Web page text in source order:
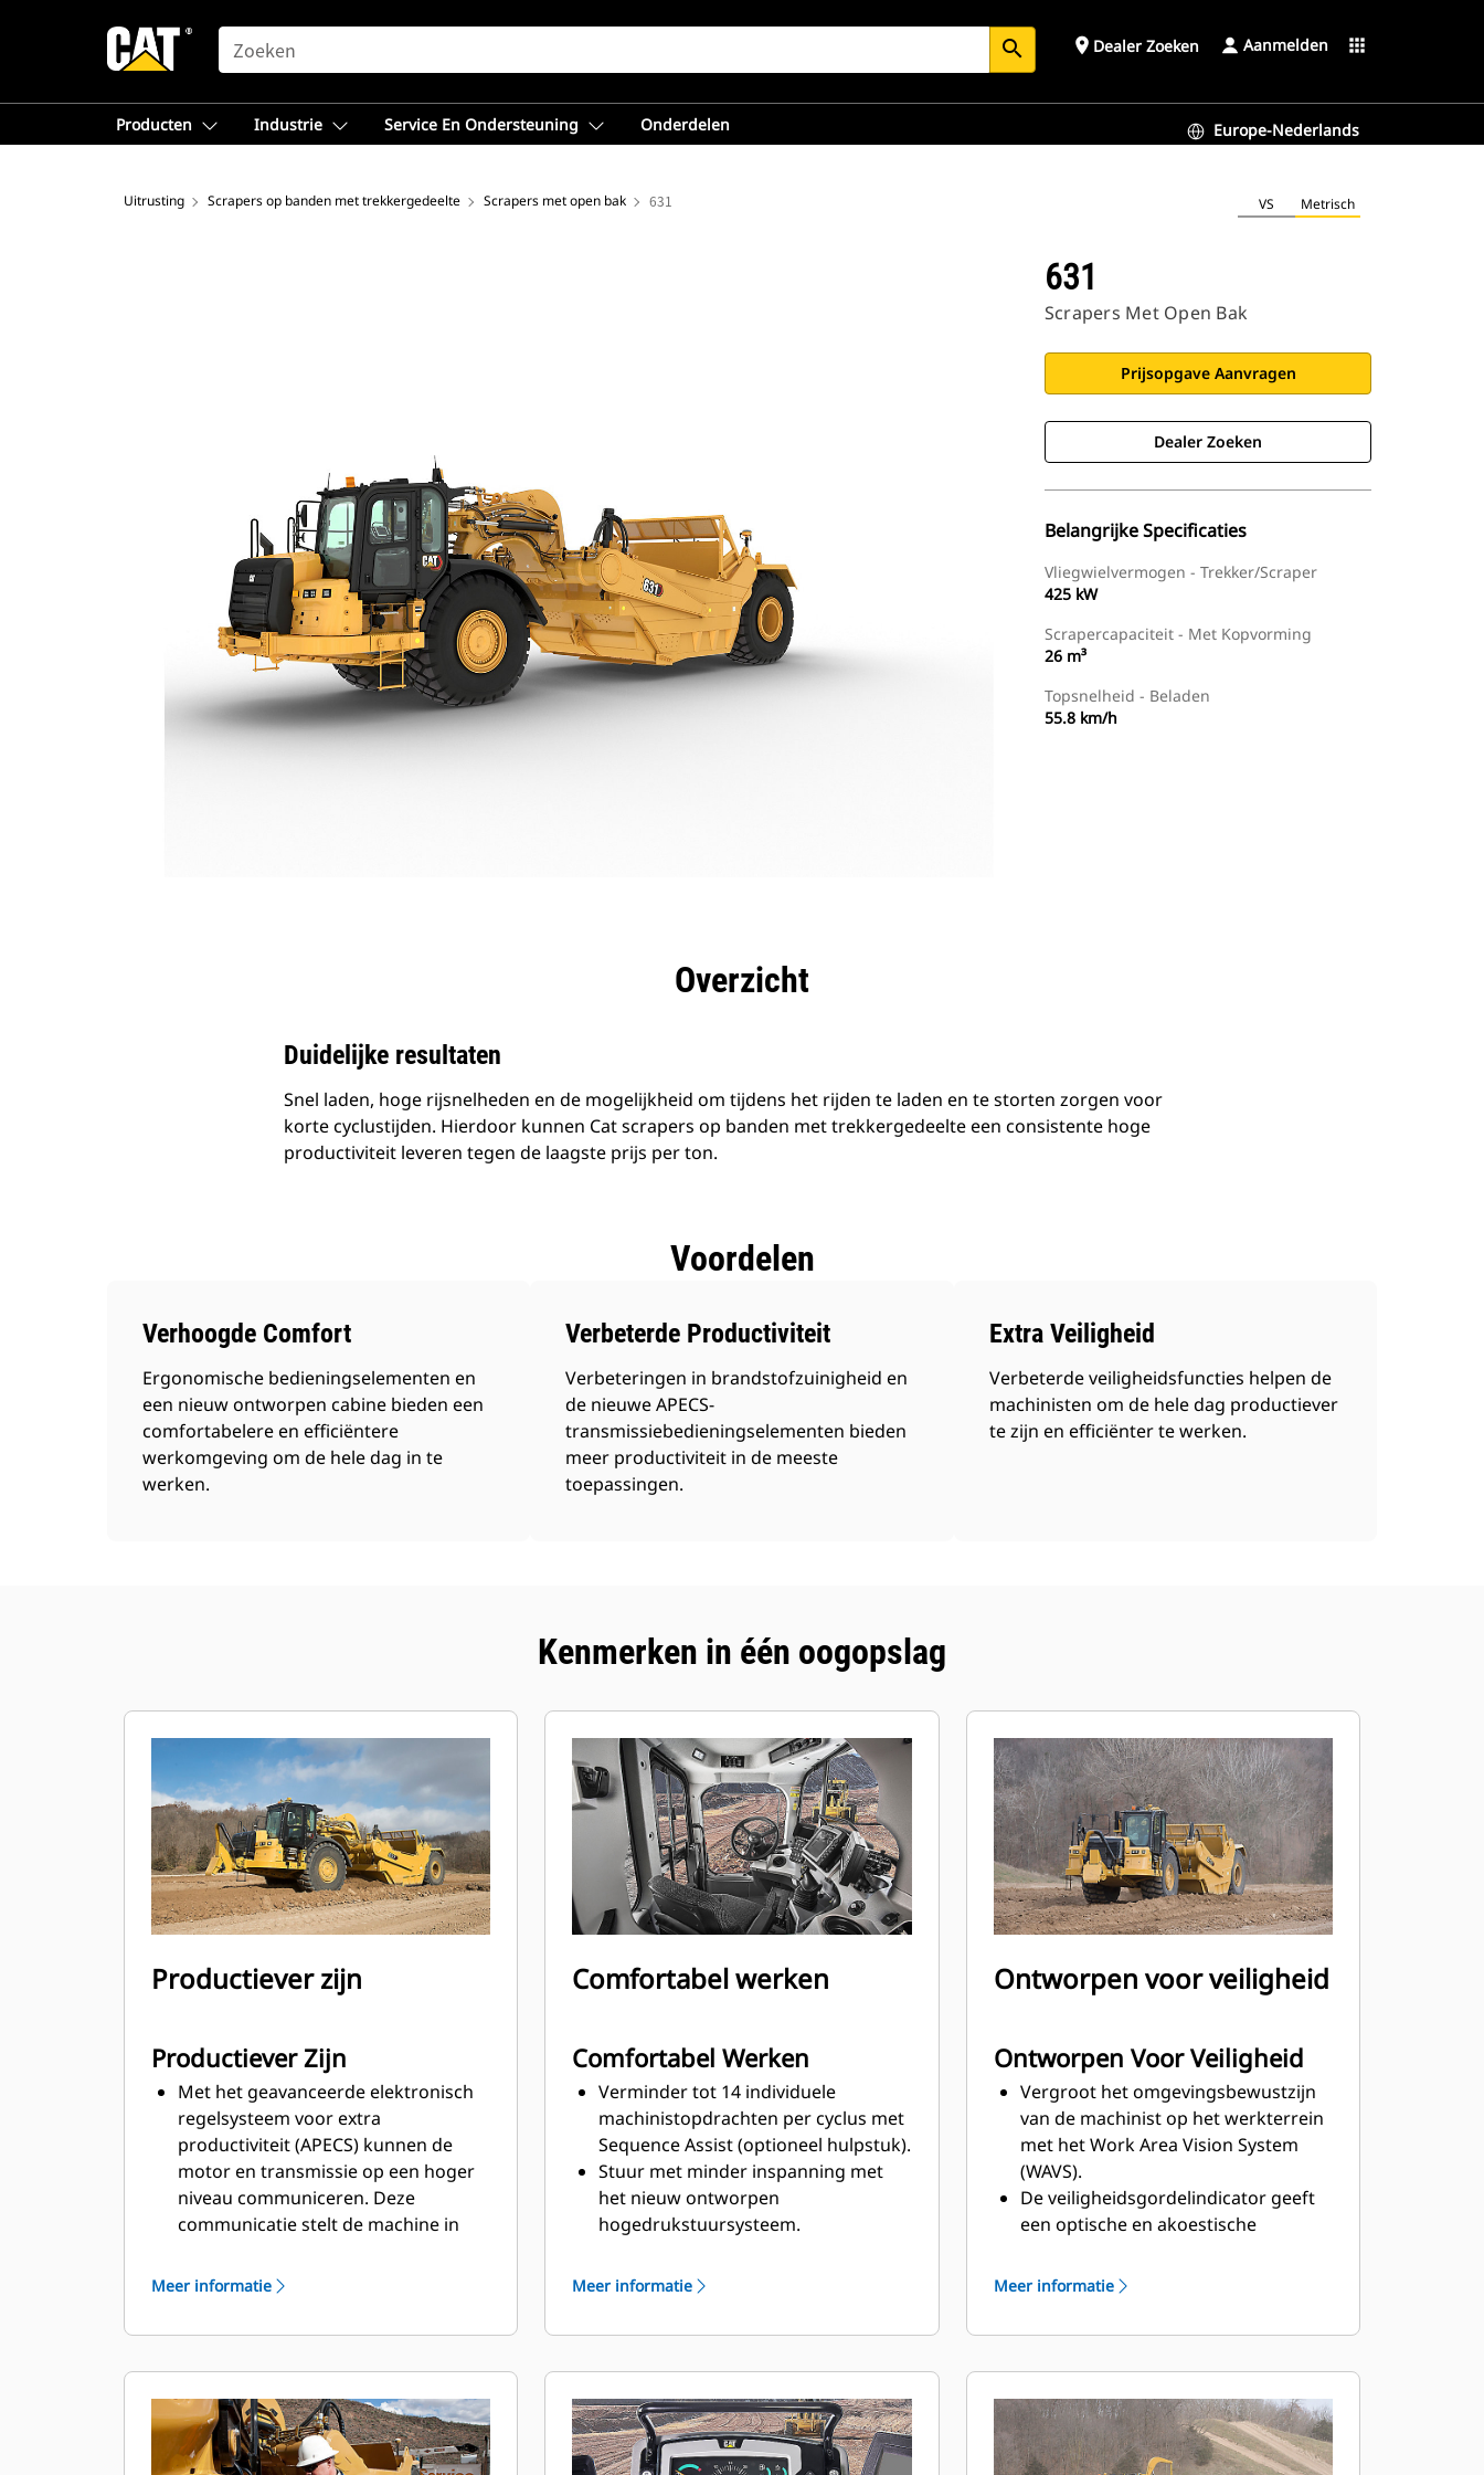
SEARCH search place Dealer Zoeken Aanmelden apps
Producten Industrie Service En Ondersteuning Onderdelen Europe-Nederlands
Uitrusting Scrapers op banden met trekkergedeelte Scrapers met open bak 631 VS Metrisch
631
Scrapers Met Open Bak
Prijsopgave Aanvragen
Dealer Zoeken
Belangrijke Specificaties
Vliegwielvermogen - Trekker/scraper
425 kW
Scrapercapaciteit - Met Kopvorming
26 m³
Topsnelheid - Beladen
55.8 km/h
Overzicht
Duidelijke resultaten
Snel laden, hoge rijsnelheden en de mogelijkheid om tijdens het rijden te laden en te storten zorgen voor
korte cyclustijden. Hierdoor kunnen Cat scrapers op banden met trekkergedeelte een consistente hoge
productiviteit leveren tegen de laagste prijs per ton.
Voordelen
Verhoogde Comfort
Ergonomische bedieningselementen en
een nieuw ontworpen cabine bieden een
comfortabelere en efficiëntere
werkomgeving om de hele dag in te
werken.
Verbeterde Productiviteit
Verbeteringen in brandstofzuinigheid en
de nieuwe APECS-
transmissiebedieningselementen bieden
meer productiviteit in de meeste
toepassingen.
Extra Veiligheid
Verbeterde veiligheidsfuncties helpen de
machinisten om de hele dag productiever
te zijn en efficiënter te werken.
Kenmerken in één oogopslag
Productiever zijn
Productiever Zijn
Met het geavanceerde elektronisch
regelsysteem voor extra
productiviteit (APECS) kunnen de
motor en transmissie op een hoger
niveau communiceren. Deze
communicatie stelt de machine in
dat de motor produceert, beter te
meer materiaal wordt verplaatst.
machine zal de versnelling vinden die
het beste werkt voor de motor en de
transmissie, wat zorgt voor een lager
Meer informatie
Comfortabel werken
Comfortabel Werken
Verminder tot 14 individuele
machinistopdrachten per cyclus met
Sequence Assist (optioneel hulpstuk).
Stuur met minder inspanning met
het nieuw ontworpen
hogedrukstuursysteem.
interieur en een meer ergonomische
21% groter is dan die van de G-serie.
machinist geconcentreerd op zijn
werk.
Handhaving van de gewenste
Meer informatie
Ontworpen voor veiligheid
Ontworpen Voor Veiligheid
Vergroot het omgevingsbewustzijn
van de machinist op het werkterrein
met het Work Area Vision System
(WAVS).
De veiligheidsgordelindicator geeft
een optische en akoestische
veiligheidsgordel niet in gebruik is.
schokdemperkoppeling kan worden
de aanslag, doordat volledig inveren
kan worden voorspeld en de mate
van demping kan worden beheerd,
Meer informatie